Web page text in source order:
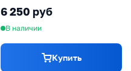
6 250 руб
В наличии
Купить